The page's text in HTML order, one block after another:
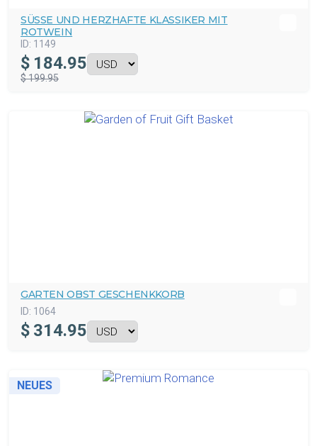
SÜSSE UND HERZHAFTE KLASSIKER MIT R
OTWEIN
ID: 1149
$ 184.95
$ 199.95
GARTEN OBST GESCHENKKORB
ID: 1064
$ 314.95
NEUES